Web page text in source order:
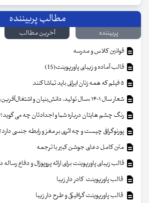
مطالب پربیننده
پربیننده
آخرین مطالب
قوانین کلاس و مدرسه
قالب آماده و زیبای پاورپوینت(15)
شعار سال ۱۴۰۱ «سال تولید، دانش‌بنیان و اشتغال‌آفرین»
رنگ چشم هایتان درباره شما و اجدادتان چه می گوید؟
پورنوگرافی چیست و چه اثری بر مغز و رابطه جنسی دارد؟
متن کامل دعای جوشن کبیر با ترجمه
قالب زیبای پاورپوینت برای ارائه پروپوزال و دفاع رساله
قالب پاورپوینت کادر دار زیبا
قالب پاورپوینت گرافیکی و طرح دار زیبا